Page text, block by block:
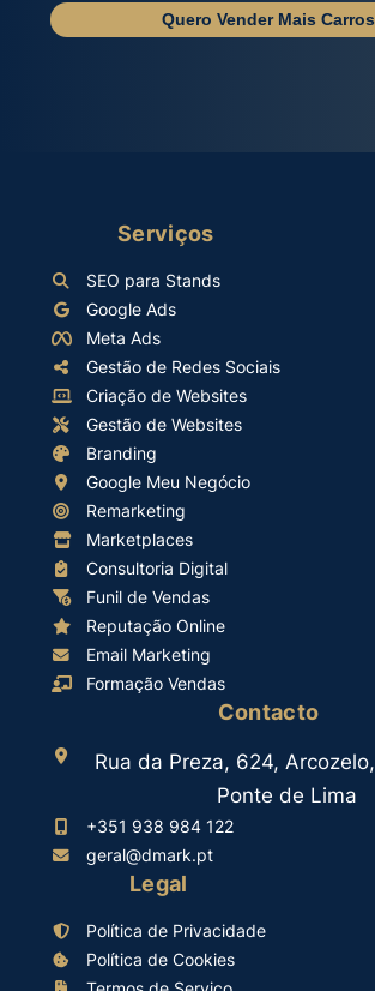
Quero Vender Mais Carros
Serviços
SEO para Stands
Google Ads
Meta Ads
Gestão de Redes Sociais
Criação de Websites
Gestão de Websites
Branding
Google Meu Negócio
Remarketing
Marketplaces
Consultoria Digital
Funil de Vendas
Reputação Online
Email Marketing
Formação Vendas
Contacto
Rua da Preza, 624,
Ponte de Lima
+351 938 984 122
geral@dmark.pt
Legal
Política de Privacidade
Política de Cookies